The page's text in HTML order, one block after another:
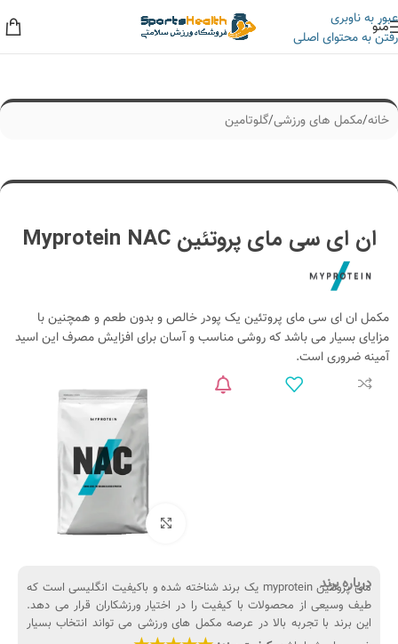
عبور به ناوبری
رفتن به محتوای اصلی
منو
خانه/مکمل های ورزشی/گلوتامین
ان ای سی مای پروتئین Myprotein NAC
مکمل ان ای سی مای پروتئین یک پودر خالص و بدون طعم و همچنین با
مزایای بسیار می باشد که روشی مناسب و آسان برای افزایش مصرف این اسید
آمینه ضروری است.
بزرگنمایی تصویر
درباره برند
مای پروتئین myprotein یک برند شناخته شده و باکیفیت انگلیسی است که
طیف وسیعی از محصولات با کیفیت را در اختیار ورزشکاران قرار می دهد.
این برند با تجربه بالا در عرصه مکمل های ورزشی می تواند انتخاب بسیار